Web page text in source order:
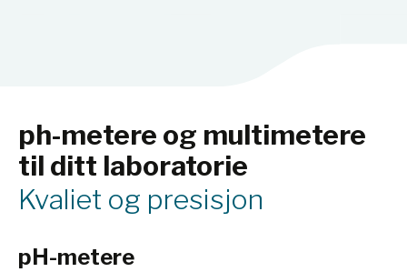
ph-metere og multimetere
til ditt laboratorie
Kvaliet og presisjon
pH-metere